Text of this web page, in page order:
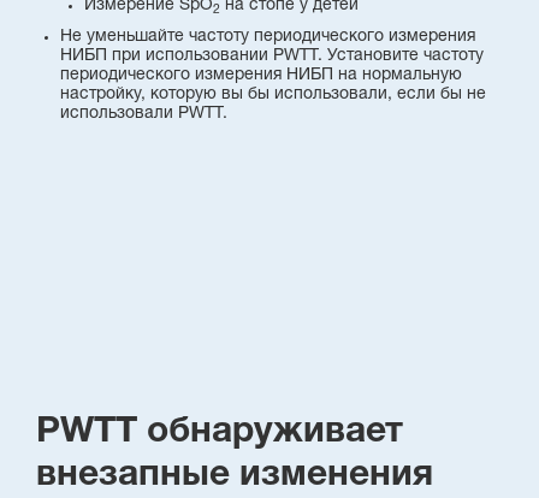
Измерение SpO2 на стопе у детей
Не уменьшайте частоту периодического измерения
НИБП при использовании PWTT. Установите частоту
периодического измерения НИБП на нормальную
настройку, которую вы бы использовали, если бы не
использовали PWTT.
PWTT обнаруживает
внезапные изменения